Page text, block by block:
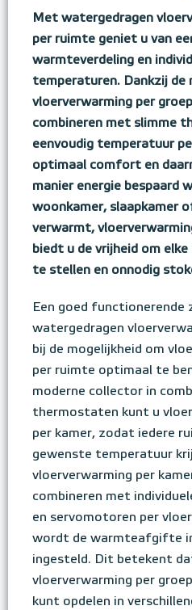
Met watergedragen
per ruimte geniet u van
warmteverdeling en
temperaturen. Dankzij de
vloerverwarming per
combineren met slimme
eenvoudig temperatuur
optimaal comfort en
manier energie bespaard
woonkamer, slaapkamer
verwarmt,
biedt u de vrijheid om
te stellen en onnodig
Een goed functionerende
watergedragen
bij de mogelijkheid om
per ruimte optimaal te
moderne collector in
thermostaten kunt u
per kamer, zodat iedere
gewenste temperatuur
vloerverwarming per
combineren met
en servomotoren per
wordt de warmteafgifte
ingesteld. Dit betekent
vloerverwarming per
kunt opdelen in